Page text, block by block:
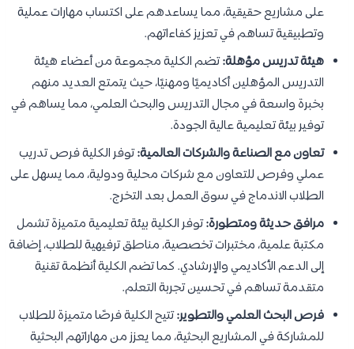
على مشاريع حقيقية، مما يساعدهم على اكتساب مهارات عملية
وتطبيقية تساهم في تعزيز كفاءاتهم.
هيئة تدريس مؤهلة:تضم الكلية مجموعة من أعضاء هيئة
التدريس المؤهلين أكاديميًا ومهنيًا، حيث يتمتع العديد منهم
بخبرة واسعة في مجال التدريس والبحث العلمي، مما يساهم في
توفير بيئة تعليمية عالية الجودة.
تعاون مع الصناعة والشركات العالمية:توفر الكلية فرص تدريب
عملي وفرص للتعاون مع شركات محلية ودولية، مما يسهل على
الطلاب الاندماج في سوق العمل بعد التخرج.
مرافق حديثة ومتطورة:توفر الكلية بيئة تعليمية متميزة تشمل
مكتبة علمية، مختبرات تخصصية، مناطق ترفيهية للطلاب، إضافة
إلى الدعم الأكاديمي والإرشادي. كما تضم الكلية أنظمة تقنية
متقدمة تساهم في تحسين تجربة التعلم.
فرص البحث العلمي والتطوير:تتيح الكلية فرصًا متميزة للطلاب
للمشاركة في المشاريع البحثية، مما يعزز من مهاراتهم البحثية